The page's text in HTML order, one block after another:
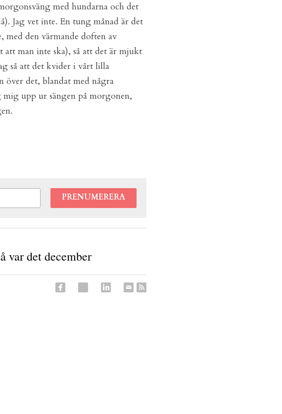
med hundarna och det
Jag vet inte. En tung månad är det
den värmande doften av
man inte ska), så att det är mjukt
så att det kvider i vårt lilla
över det, blandat med några
upp ur sängen på morgonen,
PRENUMERERA
var det december